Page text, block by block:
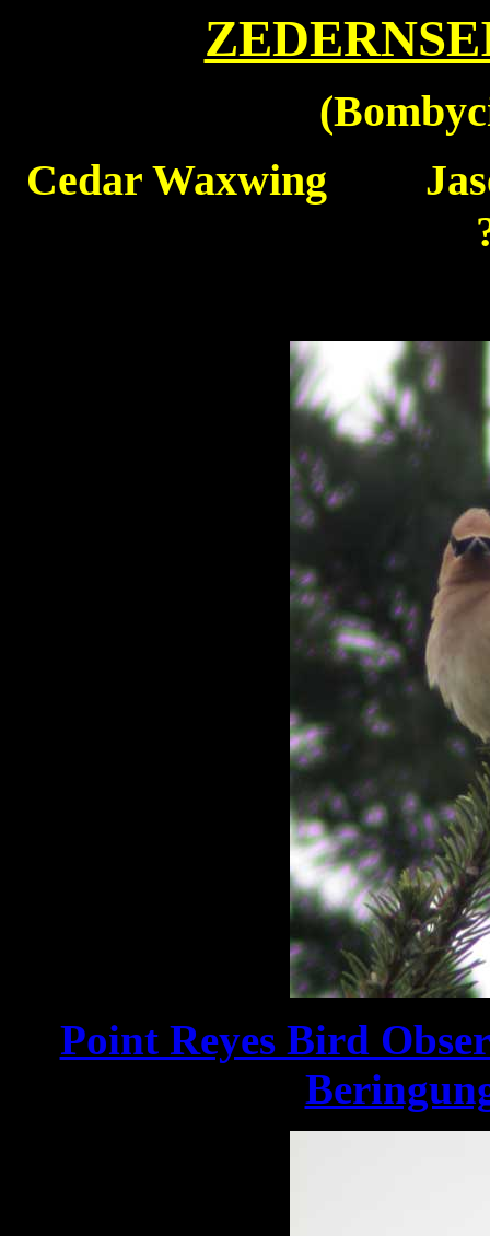
(
Cedar Waxwing
Point Reyes Bird